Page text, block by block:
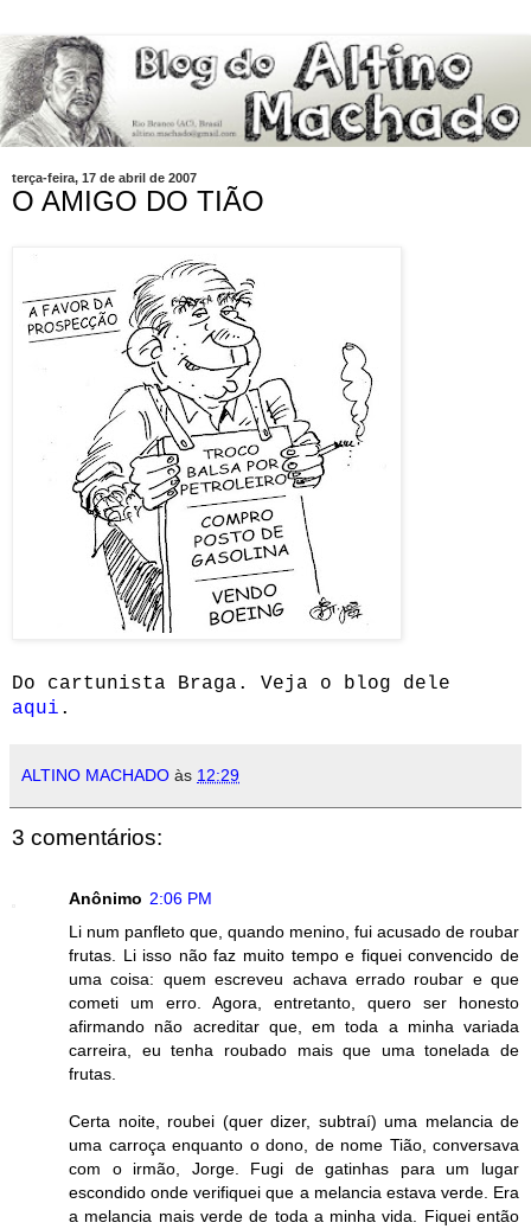
terça-feira, 17 de abril de 2007
O AMIGO DO TIÃO
Do cartunista Braga. Veja o blog dele
aqui .
ALTINO MACHADO às 12:29
3 comentários:
Anônimo 2:06 PM
Li num panfleto que, quando menino, fui acusado de roubar
frutas. Li isso não faz muito tempo e fiquei convencido de
uma coisa: quem escreveu achava errado roubar e que
cometi um erro. Agora, entretanto, quero ser honesto
afirmando não acreditar que, em toda a minha variada
carreira, eu tenha roubado mais que uma tonelada de
frutas.
Certa noite, roubei (quer dizer, subtraí) uma melancia de
uma carroça enquanto o dono, de nome Tião, conversava
com o irmão, Jorge. Fugi de gatinhas para um lugar
escondido onde verifiquei que a melancia estava verde. Era
a melancia mais verde de toda a minha vida. Fiquei então